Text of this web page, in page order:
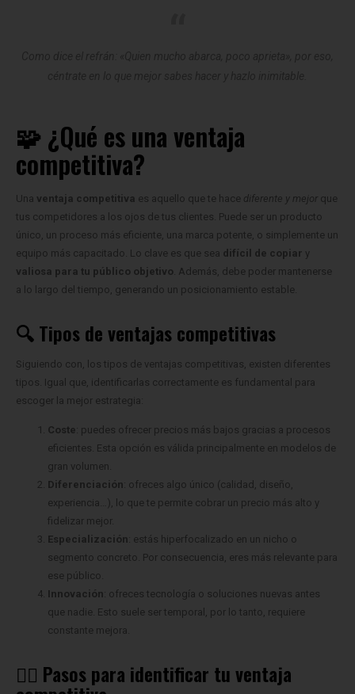
🧩 ¿Qué es una ventaja
competitiva?
Una ventaja competitiva es aquello que te hace diferente y mejor que
tus competidores a los ojos de tus clientes. Puede ser un producto
único, un proceso más eficiente, una marca potente, o simplemente un
equipo más capacitado. Lo clave es que sea difícil de copiar y
valiosa para tu público objetivo . Además, debe poder mantenerse
a lo largo del tiempo, generando un posicionamiento estable.
🔍 Tipos de ventajas competitivas
Siguiendo con, los tipos de ventajas competitivas, existen diferentes
tipos. Igual que, identificarlas correctamente es fundamental para
escoger la mejor estrategia:
Coste : puedes ofrecer precios más bajos gracias a procesos
eficientes. Esta opción es válida principalmente en modelos de
gran volumen.
Diferenciación : ofreces algo único (calidad, diseño,
experiencia…), lo que te permite cobrar un precio más alto y
fidelizar mejor.
Especialización : estás hiperfocalizado en un nicho o
segmento concreto. Por consecuencia, eres más relevante para
ese público.
Innovación : ofreces tecnología o soluciones nuevas antes
que nadie. Esto suele ser temporal, por lo tanto, requiere
constante mejora.
🚶‍♂️ Pasos para identificar tu ventaja